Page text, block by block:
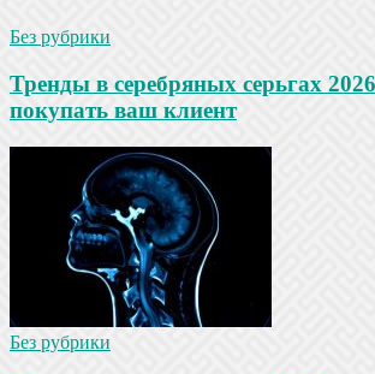
Без рубрики
Тренды в серебряных серьгах
покупать ваш клиент
Без рубрики